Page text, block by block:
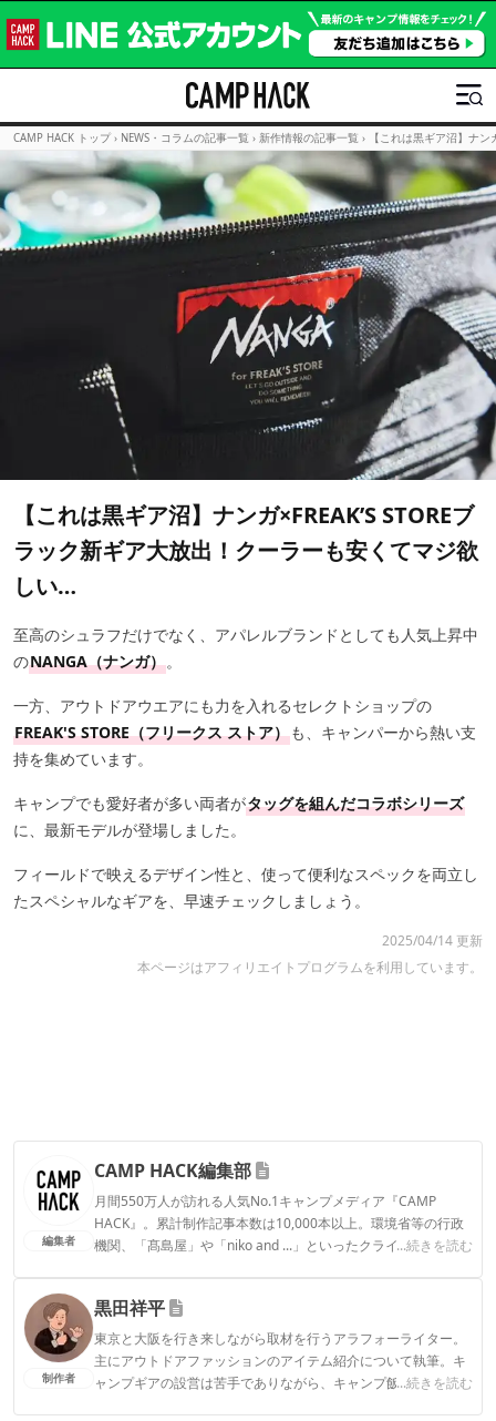
CAMP HACK トップ › NEWS・コラムの記事一覧 › 新作情報の記事一覧 › 【これは黒ギア沼】ナ
【これは黒ギア沼】ナンガ×FREAK’S STOREブ
ラック新ギア大放出！クーラーも安くてマジ欲
しい…
至高のシュラフだけでなく、アパレルブランドとしても人気上昇中
のNANGA（ナンガ）。
一方、アウトドアウエアにも力を入れるセレクトショップの
FREAK'S STORE（フリークス ストア）も、キャンパーから熱い支
持を集めています。
キャンプでも愛好者が多い両者がタッグを組んだコラボシリーズ
に、最新モデルが登場しました。
フィールドで映えるデザイン性と、使って便利なスペックを両立し
たスペシャルなギアを、早速チェックしましょう。
2025/04/14 更新
本ページはアフィリエイトプログラムを利用しています。
編集者
CAMP HACK編集部
月間550万人が訪れる人気No.1キャンプメディア『CAMP
HACK』。累計制作記事本数は10,000本以上。環境省等の行政
機関、「髙島屋」や「niko and ...」といったクライアントとの
...続きを読む
CAMP HACK編集部のプロフィール
制作者
黒田祥平
東京と大阪を行き来しながら取材を行うアラフォーライター。
主にアウトドアファッションのアイテム紹介について執筆。キ
ャンプギアの設営は苦手でありながら、キャンプ飯を平らげる
...続きを読む